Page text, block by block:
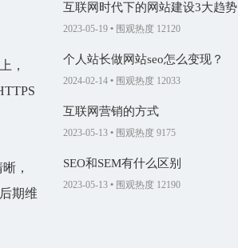
，
，
期维
互联网时代下的网站建设3大趋势
2023-05-19 • 围观热度 12120
个人站长做网站seo怎么变现？
2024-02-14 • 围观热度 12033
互联网营销的方式
2023-05-13 • 围观热度 9175
SEO和SEM有什么区别
2023-05-13 • 围观热度 12190